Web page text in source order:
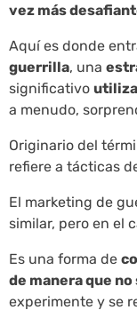
vez más
Aquí es donde
guerrilla, una
significativo
a menudo,
Originario del
refiere a tácticas
El marketing de
similar, pero en el
Es una forma de
de manera que
experimente y se